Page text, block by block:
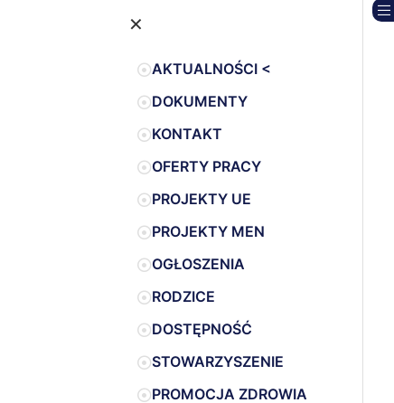
×
AKTUALNOŚCI <
DOKUMENTY
KONTAKT
OFERTY PRACY
PROJEKTY UE
PROJEKTY MEN
OGŁOSZENIA
RODZICE
DOSTĘPNOŚĆ
STOWARZYSZENIE
PROMOCJA ZDROWIA